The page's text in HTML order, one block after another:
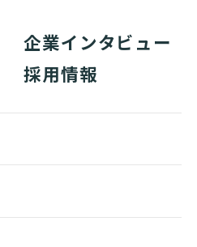
企業インタビュー
採用情報